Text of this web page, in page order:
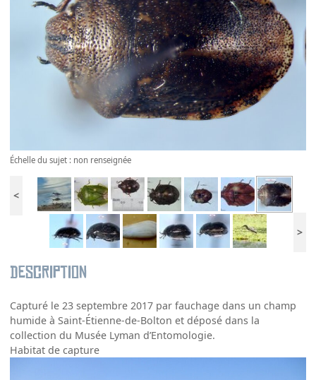
Échelle du sujet : non renseignée
<
>
Description
Capturé le 23 septembre 2017 par fauchage dans un champ
humide à Saint-Étienne-de-Bolton et déposé dans la
collection du Musée Lyman d’Entomologie.
Habitat de capture